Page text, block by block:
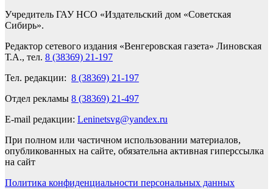
Учредитель ГАУ НСО «Издательский дом «Советская
Сибирь».
Редактор сетевого издания «Венгеровская газета» Линовская
Т.А., тел. 8 (38369) 21-197
Тел. редакции: 8 (38369) 21-197
Отдел рекламы 8 (38369) 21-497
E-mail редакции: Leninetsvg@yandex.ru
При полном или частичном использовании материалов,
опубликованных на сайте, обязательна активная гиперссылка
на сайт
Политика конфиденциальности персональных данных